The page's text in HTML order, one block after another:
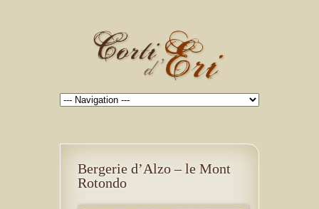
Bergerie d’Alzo – le Mont
Rotondo